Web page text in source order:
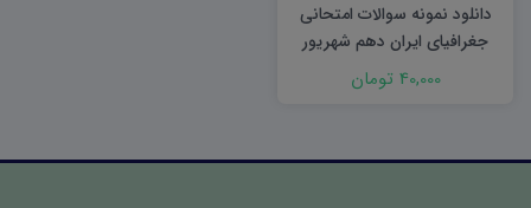
دانلود نمونه سوالات امتحانی
جغرافیای ایران دهم شهریور
۱۴۰۳ word
40,000 تومان